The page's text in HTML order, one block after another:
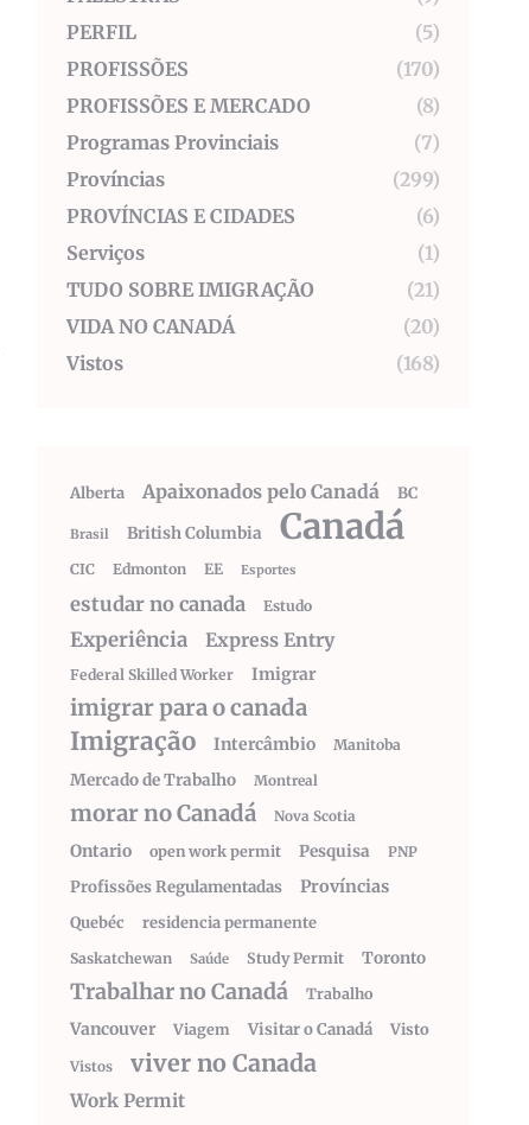
PERFIL
(5)
PROFISSÕES
(170)
PROFISSÕES E MERCADO
(8)
Programas Provinciais
(7)
Províncias
(299)
PROVÍNCIAS E CIDADES
(6)
Serviços
(1)
TUDO SOBRE IMIGRAÇÃO
(21)
VIDA NO CANADÁ
(20)
Vistos
(168)
Alberta Apaixonados pelo Canadá BC
Brasil British Columbia Canadá
CIC Edmonton EE Esportes
estudar no canada Estudo
Experiência Express Entry
Federal Skilled Worker Imigrar
imigrar para o canada
Imigração Intercâmbio Manitoba
Mercado de Trabalho Montreal
morar no Canadá Nova Scotia
Ontario open work permit Pesquisa PNP
Profissões Regulamentadas Províncias
Quebéc residencia permanente
Saskatchewan Saúde Study Permit Toronto
Trabalhar no Canadá Trabalho
Vancouver Viagem Visitar o Canadá Visto
Vistos viver no Canada
Work Permit